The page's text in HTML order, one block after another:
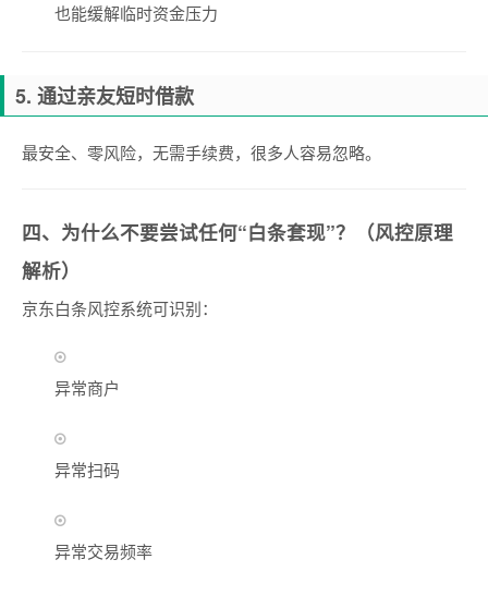
也能缓解临时资金压力
5. 通过亲友短时借款
最安全、零风险，无需手续费，很多人容易忽略。
四、为什么不要尝试任何“白条套现”？（风控原理
解析）
京东白条风控系统可识别：
异常商户
异常扫码
异常交易频率